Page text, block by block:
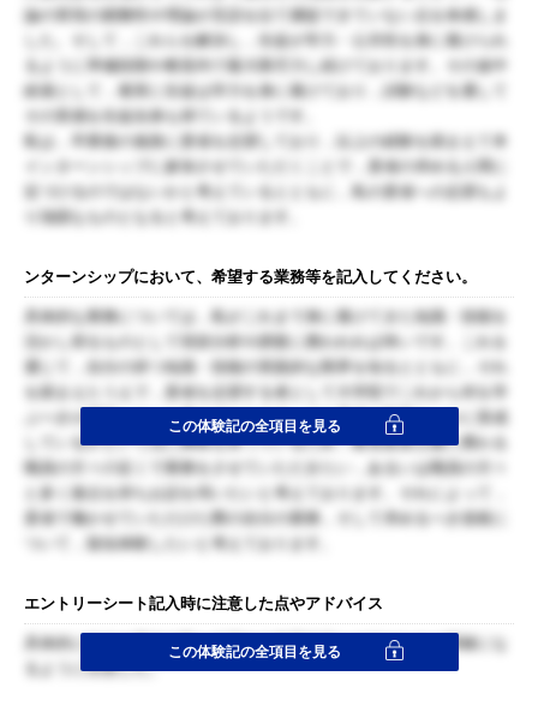
論の実現の困難性や理論が言語を以て捕捉できていない点を体感しま
した。そして，これらを解決し，生徒が学力・公共性を身に着けられ
るように準備段階や教室内で最大限尽力し続けております。その途中
経過として，着実に生徒は学力を身に着けており，試験などを通して
その実感を生徒自身も得ているようです。
私は，卒業後の進路に貴省を志望しており，以上の経験を踏まえて本
インターンシップに参加させていただくことで，貴省の求める人間に
近づけるのではないかと考えているとともに，私の貴省への志望もよ
り強固なものとなると考えております。
ンターンシップにおいて、希望する業務等を記入してください。
具体的な業務については，私がこれまで身に着けてきた知識・技能を
活かし得るものとして現状分析や調査に携われれば幸いです。これを
通じて，自分の持つ知識・技能の実践的な限界を知るとともに，それ
を踏まえたうえで，貴省を志望する者として大学院でこれから何を学
ぶべきか同定したいと考えております。また貴省が政策をいかに形成
しているかという点に興味を持っているため，教育政策立案に携わる
職員の方々の近くで業務をさせていただきたい，あるいは職員の方々
と多く接点を持ちお話を伺いたいと考えております。それによって，
貴省で働かせていただけた際の自分の業務，そして求めるべき規範に
ついて，疑似体験したいと考えております。
この体験記の全項目を見る
エントリーシート記入時に注意した点やアドバイス
具体的に自分の専攻分野と志望する教育政策との結びつきが明確にな
るように注意した。
この体験記の全項目を見る